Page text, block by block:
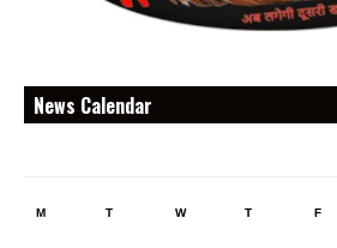
News Calendar
M T W T F